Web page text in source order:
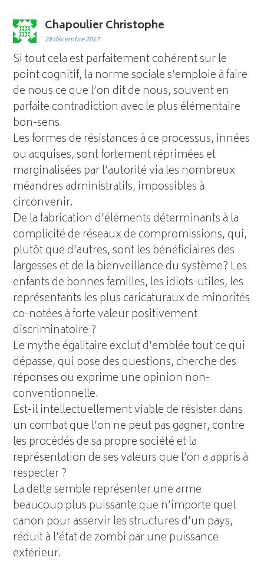
Chapoulier Christophe
28 décembre 2017
Si tout cela est parfaitement cohérent sur le
point cognitif, la norme sociale s’emploie à faire
de nous ce que l’on dit de nous, souvent en
parfaite contradiction avec le plus élémentaire
bon-sens.
Les formes de résistances à ce processus, innées
ou acquises, sont fortement réprimées et
marginalisées par l’autorité via les nombreux
méandres administratifs, impossibles à
circonvenir.
De la fabrication d’éléments déterminants à la
complicité de réseaux de compromissions, qui,
plutôt que d’autres, sont les bénéficiaires des
largesses et de la bienveillance du système? Les
enfants de bonnes familles, les idiots-utiles, les
représentants les plus caricaturaux de minorités
co-notées à forte valeur positivement
discriminatoire ?
Le mythe égalitaire exclut d’emblée tout ce qui
dépasse, qui pose des questions, cherche des
réponses ou exprime une opinion non-
conventionnelle.
Est-il intellectuellement viable de résister dans
un combat que l’on ne peut pas gagner, contre
les procédés de sa propre société et la
représentation de ses valeurs que l’on a appris à
respecter ?
La dette semble représenter une arme
beaucoup plus puissante que n’importe quel
canon pour asservir les structures d’un pays,
réduit à l’état de zombi par une puissance
extérieur.